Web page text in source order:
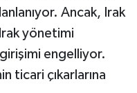
Ancak, Irak
yönetimi
girişimi engelliyor.
ticari çıkarlarına